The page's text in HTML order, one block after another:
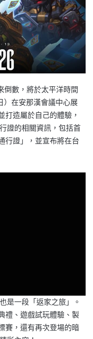
數，將於太平洋時間
）在安那漢會議中心展
打造屬於自己的體驗，
證的相關資訊，包括首
行證」，並宣布將在台
是一段「返家之旅」。
禮、遊戲試玩體驗、製
賽，還有再次登場的暗